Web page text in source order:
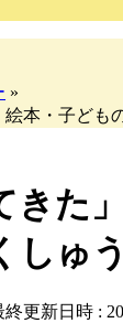
»
絵本・子ども
きた
しゅう
終更新日時 :